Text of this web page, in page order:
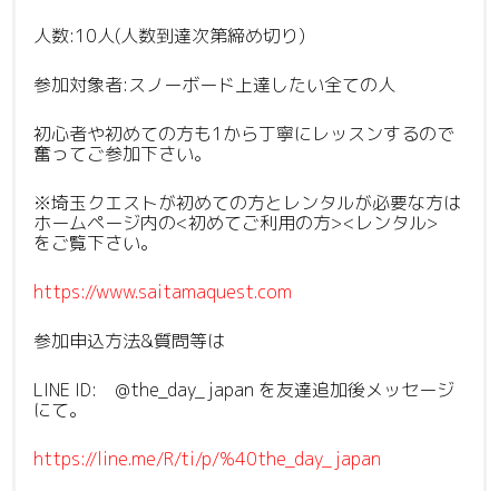
人数:10人(人数到達次第締め切り)
参加対象者:スノーボード上達したい全ての人
初心者や初めての方も1から丁寧にレッスンするので
奮ってご参加下さい。
※埼玉クエストが初めての方とレンタルが必要な方は
ホームページ内の<初めてご利用の方><レンタル>
をご覧下さい。
https://www.saitamaquest.com
参加申込方法&質問等は
LINE ID: @the_day_japan を友達追加後メッセージ
にて。
https://line.me/R/ti/p/%40the_day_japan